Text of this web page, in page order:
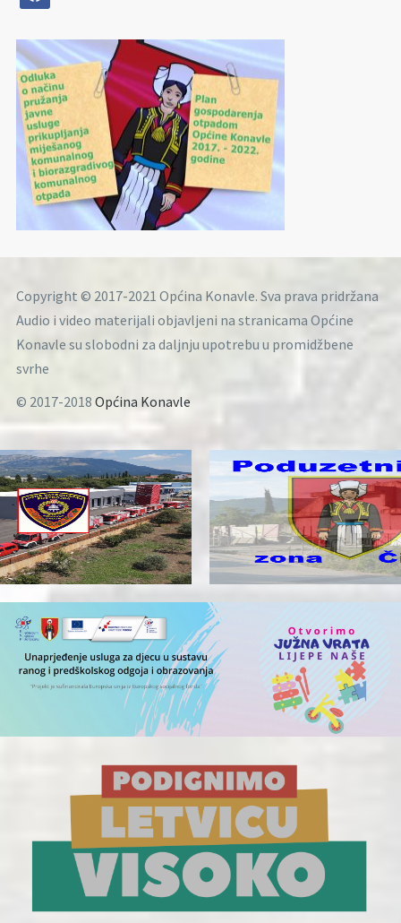
Copyright © 2017-2021 Općina Konavle. Sva prava pridržana
Audio i video materijali objavljeni na stranicama Općine
Konavle su slobodni za daljnju upotrebu u promidžbene
svrhe
© 2017-2018 Općina Konavle